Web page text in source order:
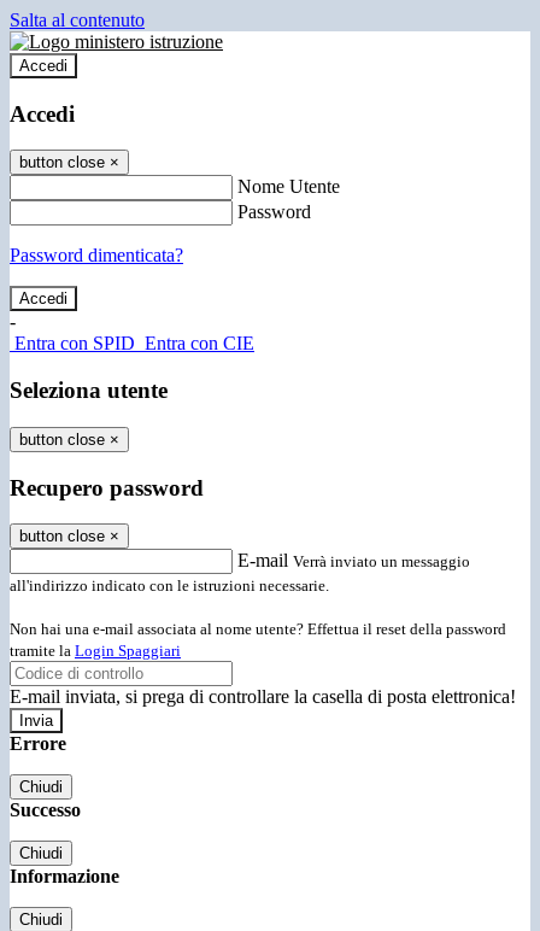
Salta al contenuto
Accedi
Accedi
button close ×
Nome Utente
Password
Password dimenticata?
-
Entra con SPID Entra con CIE
Seleziona utente
button close ×
Recupero password
button close ×
E-mail Verrà inviato un messaggio
all'indirizzo indicato con le istruzioni necessarie.
Non hai una e-mail associata al nome utente? Effettua il reset della password
tramite la Login Spaggiari
E-mail inviata, si prega di controllare la casella di posta elettronica!
Errore
Chiudi
Successo
Chiudi
Informazione
Chiudi